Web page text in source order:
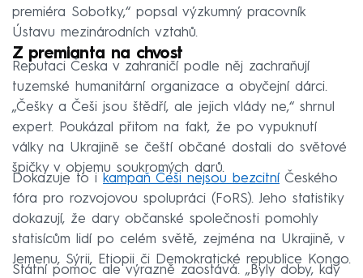
premiéra Sobotky,“ popsal výzkumný pracovník
Ústavu mezinárodních vztahů.
Z premianta na chvost
Reputaci Česka v zahraničí podle něj zachraňují
tuzemské humanitární organizace a obyčejní dárci.
„Češky a Češi jsou štědří, ale jejich vlády ne,“ shrnul
expert. Poukázal přitom na fakt, že po vypuknutí
války na Ukrajině se čeští občané dostali do světové
špičky v objemu soukromých darů.
Dokazuje to i kampaň Češi nejsou bezcitní Českého
fóra pro rozvojovou spolupráci (FoRS). Jeho statistiky
dokazují, že dary občanské společnosti pomohly
statisícům lidí po celém světě, zejména na Ukrajině, v
Jemenu, Sýrii, Etiopii či Demokratické republice Kongo.
Státní pomoc ale výrazně zaostává. „Byly doby, kdy